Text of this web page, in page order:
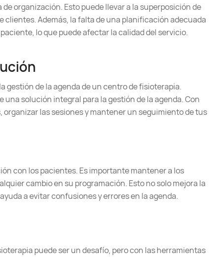
organización. Esto puede llevar a la superposición de
clientes. Además, la falta de una planificación adecuada
lo que puede afectar la calidad del servicio.
gestión de la agenda de un centro de fisioterapia.
una solución integral para la gestión de la agenda. Con
las sesiones y mantener un seguimiento de tus
con los pacientes. Es importante mantener a los
cambio en su programación. Esto no solo mejora la
a evitar confusiones y errores en la agenda.
puede ser un desafío, pero con las herramientas